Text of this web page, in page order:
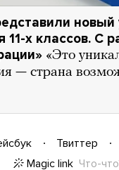
новый
11-х классов. С
«Это
— страна
Твиттер
Magic link Что-